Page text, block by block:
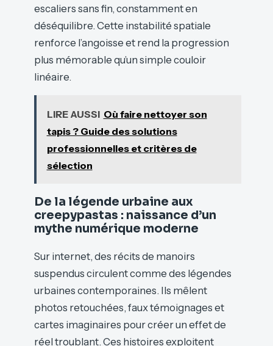
escaliers sans fin, constamment en
déséquilibre. Cette instabilité spatiale
renforce l’angoisse et rend la progression
plus mémorable qu’un simple couloir
linéaire.
LIRE AUSSI Où faire nettoyer son
tapis ? Guide des solutions
professionnelles et critères de
sélection
De la légende urbaine aux
creepypastas : naissance d’un
mythe numérique moderne
Sur internet, des récits de manoirs
suspendus circulent comme des légendes
urbaines contemporaines. Ils mêlent
photos retouchées, faux témoignages et
cartes imaginaires pour créer un effet de
réel troublant. Ces histoires exploitent